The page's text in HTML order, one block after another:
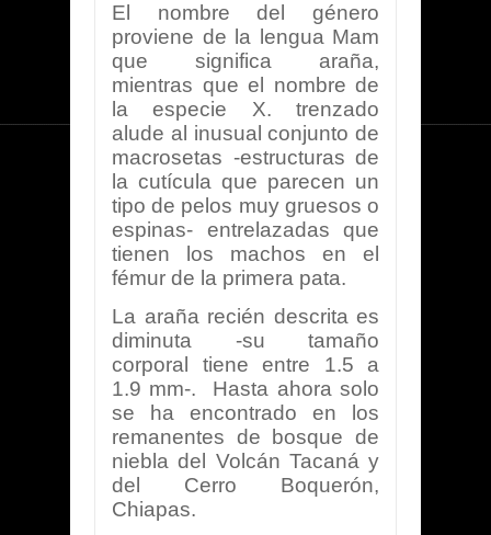
El nombre del género
proviene de la lengua Mam
que significa araña,
mientras que el nombre de
la especie X. trenzado
alude al inusual conjunto de
macrosetas -estructuras de
la cutícula que parecen un
tipo de pelos muy gruesos o
espinas- entrelazadas que
tienen los machos en el
fémur de la primera pata.
La araña recién descrita es
diminuta -su tamaño
corporal tiene entre 1.5 a
1.9 mm-. Hasta ahora solo
se ha encontrado en los
remanentes de bosque de
niebla del Volcán Tacaná y
del Cerro Boquerón,
Chiapas.